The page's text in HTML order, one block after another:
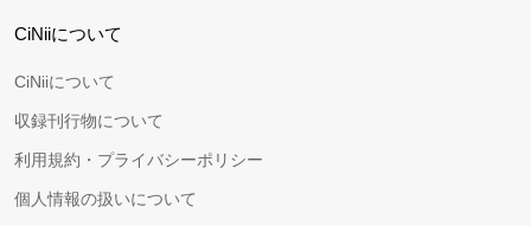
CiNiiについて
CiNiiについて
収録刊行物について
利用規約・プライバシーポリシー
個人情報の扱いについて